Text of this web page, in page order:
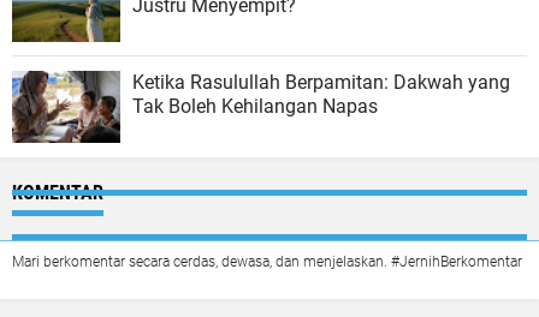
Justru Menyempit?
Ketika Rasulullah Berpamitan: Dakwah yang
Tak Boleh Kehilangan Napas
KOMENTAR
Mari berkomentar secara cerdas, dewasa, dan menjelaskan. #JernihBerkomentar